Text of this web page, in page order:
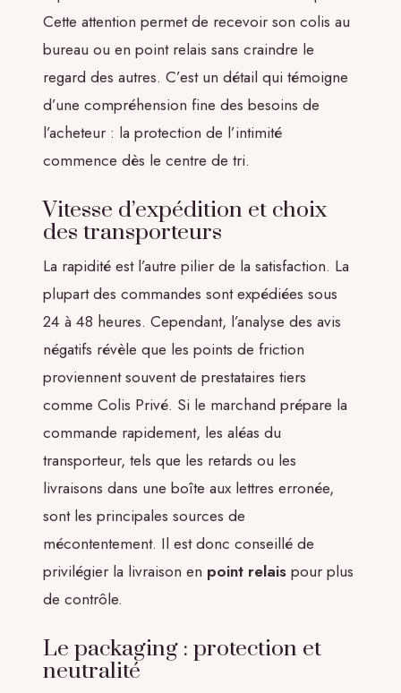
Cette attention permet de recevoir son colis au
bureau ou en point relais sans craindre le
regard des autres. C’est un détail qui témoigne
d’une compréhension fine des besoins de
l’acheteur : la protection de l’intimité
commence dès le centre de tri.
Vitesse d’expédition et choix
des transporteurs
La rapidité est l’autre pilier de la satisfaction. La
plupart des commandes sont expédiées sous
24 à 48 heures. Cependant, l’analyse des avis
négatifs révèle que les points de friction
proviennent souvent de prestataires tiers
comme Colis Privé. Si le marchand prépare la
commande rapidement, les aléas du
transporteur, tels que les retards ou les
livraisons dans une boîte aux lettres erronée,
sont les principales sources de
mécontentement. Il est donc conseillé de
privilégier la livraison en point relais pour plus
de contrôle.
Le packaging : protection et
neutralité